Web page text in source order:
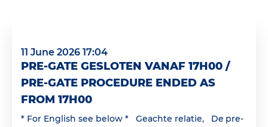
11 June 2026 17:04
PRE-GATE GESLOTEN VANAF 17H00 /
PRE-GATE PROCEDURE ENDED AS
FROM 17H00
* For English see below * Geachte relatie, De pre-